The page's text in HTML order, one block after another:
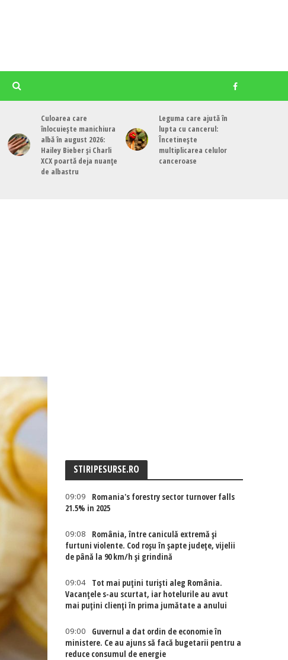
Culoarea care
înlocuiește manichiura
albă în august 2026:
Hailey Bieber și Charli
XCX poartă deja nuanțe
de albastru
Leguma care ajută în
lupta cu cancerul:
Încetinește
multiplicarea celulor
canceroase
STIRIPESURSE.RO
09:09
Romania's forestry sector turnover falls
21.5% in 2025
09:08
România, între caniculă extremă și
furtuni violente. Cod roșu în șapte județe, vijelii
de până la 90 km/h și grindină
09:04
Tot mai puțini turiști aleg România.
Vacanțele s-au scurtat, iar hotelurile au avut
mai puțini clienți în prima jumătate a anului
09:00
Guvernul a dat ordin de economie în
ministere. Ce au ajuns să facă bugetarii pentru a
reduce consumul de energie